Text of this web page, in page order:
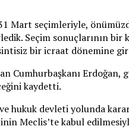
Mart seçimleriyle,
Seçim sonuçlarının bir
bir icraat dönemine
Cumhurbaşkanı Erdoğan,
kaydetti.
hukuk devleti yolunda
Meclis’te kabul